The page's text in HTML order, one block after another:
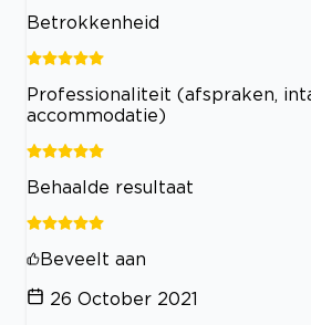
Betrokkenheid
Professionaliteit (afspraken,
accommodatie)
Behaalde resultaat
Beveelt aan
26 October 2021